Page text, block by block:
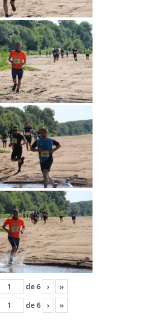
de6 ›
»
de6 › »